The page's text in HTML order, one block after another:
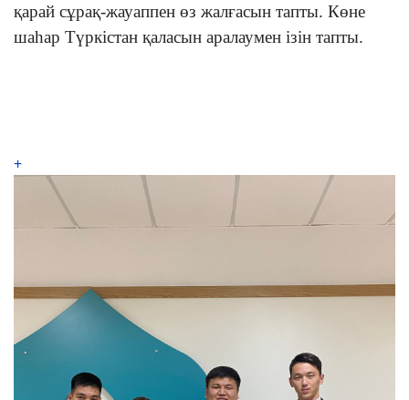
қарай сұрақ-жауаппен өз жалғасын тапты. Көне
шаһар Түркістан қаласын аралаумен ізін тапты.
+